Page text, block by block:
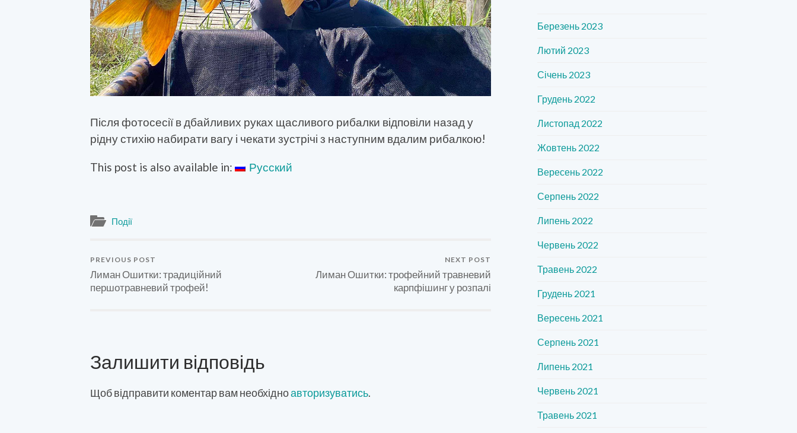
Після фотосесії в дбайливих руках щасливого рибалки відповіли назад у
рідну стихію набирати вагу і чекати зустрічі з наступним вдалим рибалкою!
This post is also available in: Русский
Події
PREVIOUS POST
Лиман Ошитки: традиційний
першотравневий трофей!
NEXT POST
Лиман Ошитки: трофейний травневий
карпфішинг у розпалі
Залишити відповідь
Щоб відправити коментар вам необхідноавторизуватись.
Березень 2023
Лютий 2023
Січень 2023
Грудень 2022
Листопад 2022
Жовтень 2022
Вересень 2022
Серпень 2022
Липень 2022
Червень 2022
Травень 2022
Грудень 2021
Вересень 2021
Серпень 2021
Липень 2021
Червень 2021
Травень 2021